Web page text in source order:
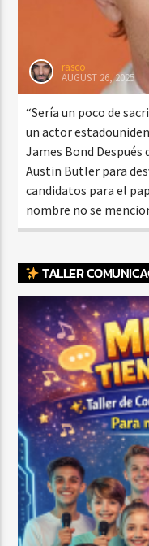
rasco
AUGUST 26, 2025
“Sería un poco de
un actor
James Bond Después
Austin Butler para
candidatos para el
nombre no se
TALLER